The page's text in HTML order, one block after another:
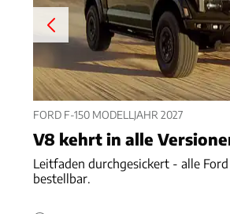
FORD F-150 MODELLJAHR 2027
V8 kehrt in alle
Leitfaden durchgesickert - alle
bestellbar.